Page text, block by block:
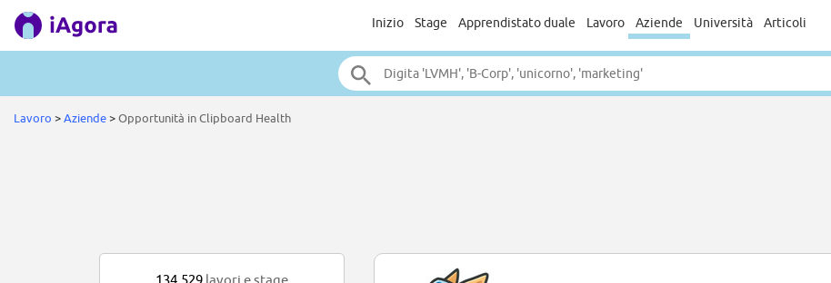
Inizio Stage Apprendistato duale Lavoro Aziende Università Articoli
Lavoro >Aziende>Opportunità in Clipboard Health
134.529 lavori e stage